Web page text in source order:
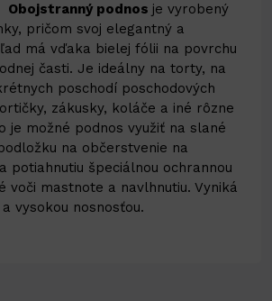
Obojstranný podnos je vyrobený
pričom svoj elegantný a
má vďaka bielej fólii na povrchu
časti. Je ideálny na torty, na
poschodí poschodových
zákusky, koláče a iné rôzne
je možné podnos využiť na slané
na občerstvenie na
potiahnutiu špeciálnou ochrannou
voči mastnote a navlhnutiu. Vyniká
vysokou nosnosťou.